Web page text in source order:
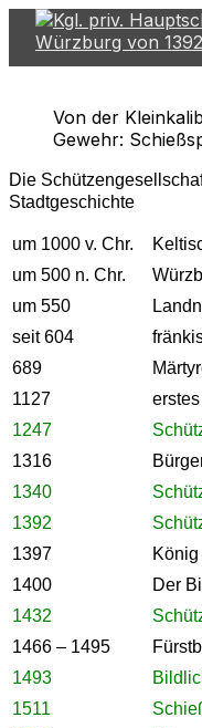
Zum
Inhalt
springen
Von der
Gewehr:
Die
Stadtgeschichte
um 1000 v. Chr.
um 500 n. Chr.
um 550
seit 604
689
1127
1247
1316
1340
1392
1397
1400
Der
1432
1466 – 1495
1493
1511